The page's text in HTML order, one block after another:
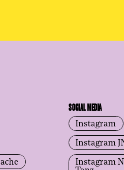
SOCIAL MEDIA
Instagram
Instagram
Instagram